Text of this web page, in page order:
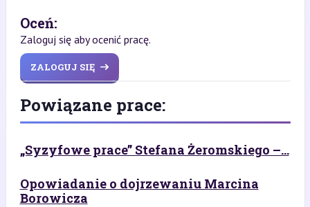
Oceń:
Zaloguj się aby ocenić pracę.
ZALOGUJ SIĘ
Powiązane prace:
„Syzyfowe prace” Stefana Żeromskiego –...
Opowiadanie o dojrzewaniu Marcina
Borowicza